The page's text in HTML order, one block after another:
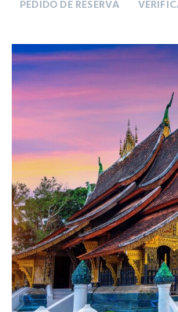
PEDIDO DE RESERVA